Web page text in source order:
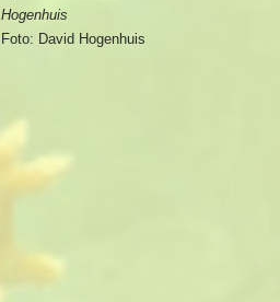
Hogenhuis
Foto: David Hogenhuis